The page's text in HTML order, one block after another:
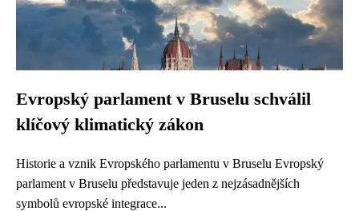
Evropský parlament v Bruselu schválil
klíčový klimatický zákon
Historie a vznik Evropského parlamentu v Bruselu Evropský
parlament v Bruselu představuje jeden z nejzásadnějších
symbolů evropské integrace...